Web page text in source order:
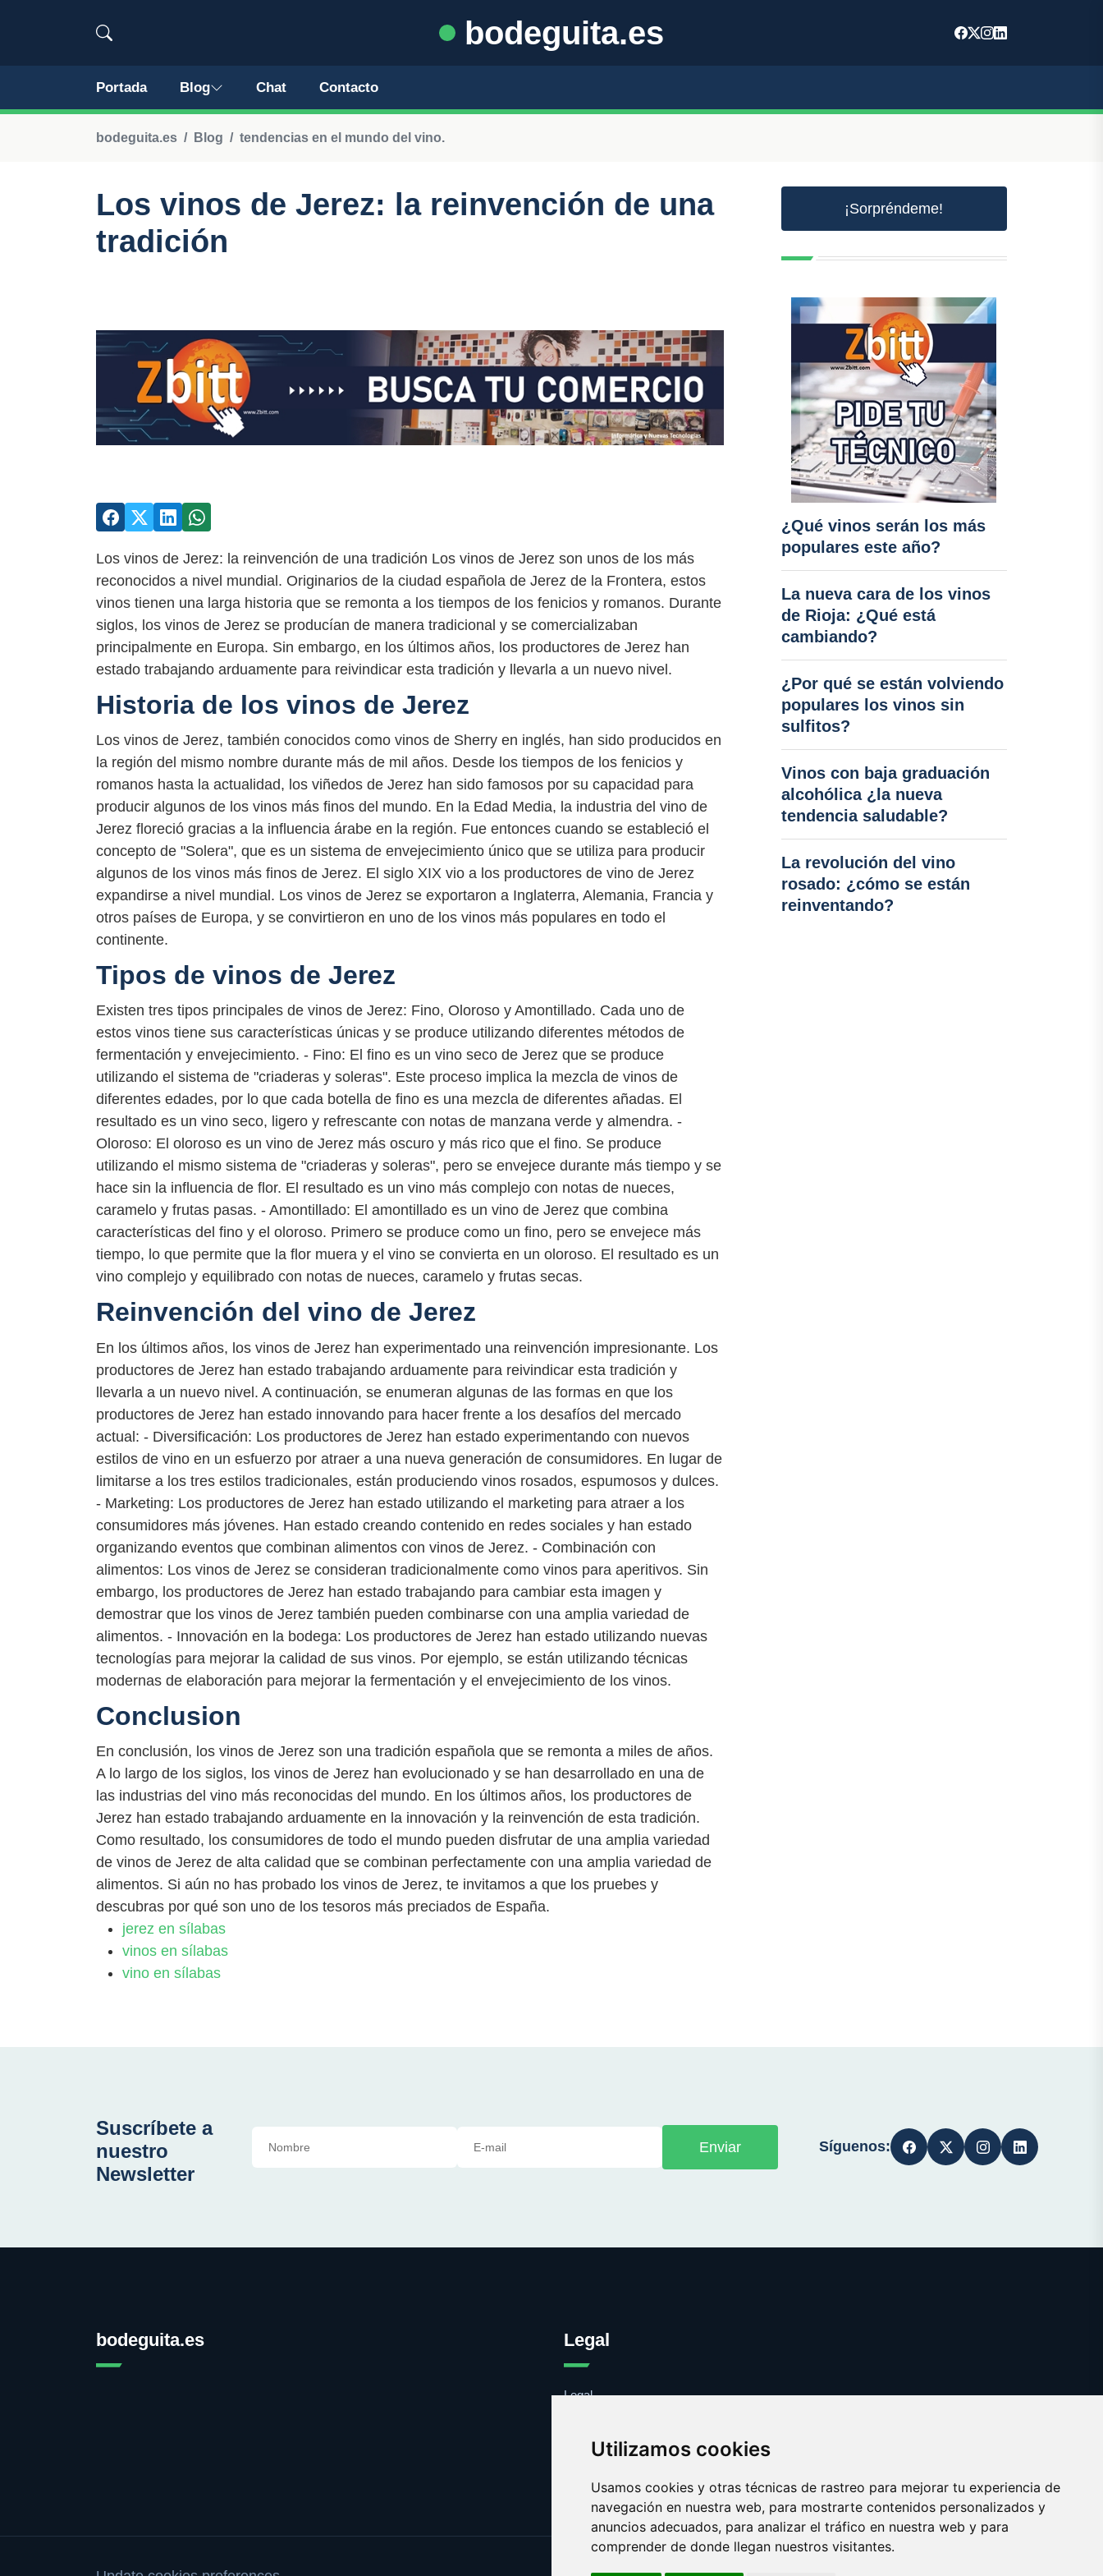
Utilizamos cookies
Usamos cookies y otras técnicas de rastreo para mejorar tu experiencia de
navegación en nuestra web, para mostrarte contenidos personalizados y
anuncios adecuados, para analizar el tráfico en nuestra web y para
comprender de donde llegan nuestros visitantes.
bodeguita.es
Portada Blog Chat Contacto
bodeguita.es Blog tendencias en el mundo del vino.
Los vinos de Jerez: la reinvención de una
tradición
Los vinos de Jerez: la reinvención de una tradición Los vinos de Jerez son unos de los más
reconocidos a nivel mundial. Originarios de la ciudad española de Jerez de la Frontera, estos
vinos tienen una larga historia que se remonta a los tiempos de los fenicios y romanos. Durante
siglos, los vinos de Jerez se producían de manera tradicional y se comercializaban
principalmente en Europa. Sin embargo, en los últimos años, los productores de Jerez han
estado trabajando arduamente para reivindicar esta tradición y llevarla a un nuevo nivel.
Historia de los vinos de Jerez
Los vinos de Jerez, también conocidos como vinos de Sherry en inglés, han sido producidos en
la región del mismo nombre durante más de mil años. Desde los tiempos de los fenicios y
romanos hasta la actualidad, los viñedos de Jerez han sido famosos por su capacidad para
producir algunos de los vinos más finos del mundo. En la Edad Media, la industria del vino de
Jerez floreció gracias a la influencia árabe en la región. Fue entonces cuando se estableció el
concepto de "Solera", que es un sistema de envejecimiento único que se utiliza para producir
algunos de los vinos más finos de Jerez. El siglo XIX vio a los productores de vino de Jerez
expandirse a nivel mundial. Los vinos de Jerez se exportaron a Inglaterra, Alemania, Francia y
otros países de Europa, y se convirtieron en uno de los vinos más populares en todo el
continente.
Tipos de vinos de Jerez
Existen tres tipos principales de vinos de Jerez: Fino, Oloroso y Amontillado. Cada uno de
estos vinos tiene sus características únicas y se produce utilizando diferentes métodos de
fermentación y envejecimiento. - Fino: El fino es un vino seco de Jerez que se produce
utilizando el sistema de "criaderas y soleras". Este proceso implica la mezcla de vinos de
diferentes edades, por lo que cada botella de fino es una mezcla de diferentes añadas. El
resultado es un vino seco, ligero y refrescante con notas de manzana verde y almendra. -
Oloroso: El oloroso es un vino de Jerez más oscuro y más rico que el fino. Se produce
utilizando el mismo sistema de "criaderas y soleras", pero se envejece durante más tiempo y se
hace sin la influencia de flor. El resultado es un vino más complejo con notas de nueces,
caramelo y frutas pasas. - Amontillado: El amontillado es un vino de Jerez que combina
características del fino y el oloroso. Primero se produce como un fino, pero se envejece más
tiempo, lo que permite que la flor muera y el vino se convierta en un oloroso. El resultado es un
vino complejo y equilibrado con notas de nueces, caramelo y frutas secas.
Reinvención del vino de Jerez
En los últimos años, los vinos de Jerez han experimentado una reinvención impresionante. Los
productores de Jerez han estado trabajando arduamente para reivindicar esta tradición y
llevarla a un nuevo nivel. A continuación, se enumeran algunas de las formas en que los
productores de Jerez han estado innovando para hacer frente a los desafíos del mercado
actual: - Diversificación: Los productores de Jerez han estado experimentando con nuevos
estilos de vino en un esfuerzo por atraer a una nueva generación de consumidores. En lugar de
limitarse a los tres estilos tradicionales, están produciendo vinos rosados, espumosos y dulces.
- Marketing: Los productores de Jerez han estado utilizando el marketing para atraer a los
consumidores más jóvenes. Han estado creando contenido en redes sociales y han estado
organizando eventos que combinan alimentos con vinos de Jerez. - Combinación con
alimentos: Los vinos de Jerez se consideran tradicionalmente como vinos para aperitivos. Sin
embargo, los productores de Jerez han estado trabajando para cambiar esta imagen y
demostrar que los vinos de Jerez también pueden combinarse con una amplia variedad de
alimentos. - Innovación en la bodega: Los productores de Jerez han estado utilizando nuevas
tecnologías para mejorar la calidad de sus vinos. Por ejemplo, se están utilizando técnicas
modernas de elaboración para mejorar la fermentación y el envejecimiento de los vinos.
Conclusion
En conclusión, los vinos de Jerez son una tradición española que se remonta a miles de años.
A lo largo de los siglos, los vinos de Jerez han evolucionado y se han desarrollado en una de
las industrias del vino más reconocidas del mundo. En los últimos años, los productores de
Jerez han estado trabajando arduamente en la innovación y la reinvención de esta tradición.
Como resultado, los consumidores de todo el mundo pueden disfrutar de una amplia variedad
de vinos de Jerez de alta calidad que se combinan perfectamente con una amplia variedad de
alimentos. Si aún no has probado los vinos de Jerez, te invitamos a que los pruebes y
descubras por qué son uno de los tesoros más preciados de España.
jerez en sílabas
vinos en sílabas
vino en sílabas
¡Sorpréndeme!
¿Qué vinos serán los más
populares este año?
La nueva cara de los vinos
de Rioja: ¿Qué está
cambiando?
¿Por qué se están volviendo
populares los vinos sin
sulfitos?
Vinos con baja graduación
alcohólica ¿la nueva
tendencia saludable?
La revolución del vino
rosado: ¿cómo se están
reinventando?
Suscríbete a
nuestro
Newsletter
Enviar Síguenos:
bodeguita.es Legal
Legal
Contacto